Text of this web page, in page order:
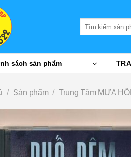
sách sản phẩm
/ Sản phẩm / Trung Tâm MƯA